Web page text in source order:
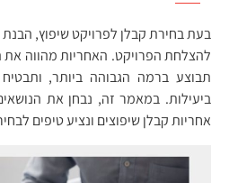
בעת בחירת קבלן לפרויקט שיפוץ,
להצלחת הפרויקט. האחריות מהווה
תבוצע ברמה הגבוהה ביותר, ותבטיח
ביעילות. במאמר זה, נבחן את
אחריות קבלן שיפוצים ונציע טיפים